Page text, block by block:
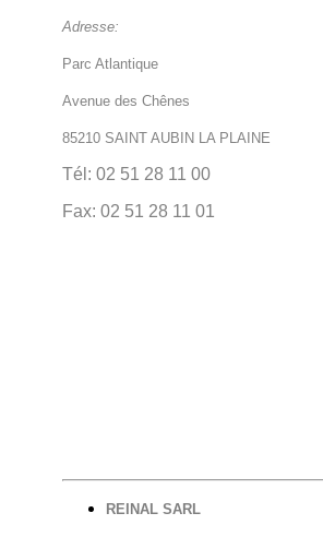
Adresse:
Parc Atlantique
Avenue des Chênes
85210 SAINT AUBIN LA PLAINE
Tél: 02 51 28 11 00
Fax: 02 51 28 11 01
REINAL SARL